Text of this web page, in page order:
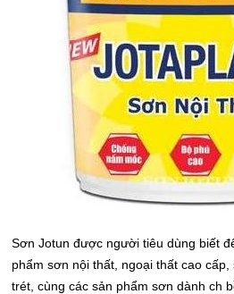
Sơn Jotun được người tiêu dùng biết
phẩm sơn nội thất, ngoại thất cao
trét, cùng các sản phẩm sơn dành ch